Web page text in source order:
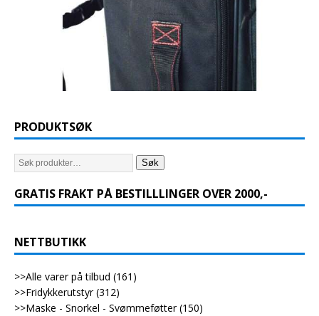
PRODUKTSØK
Søk
GRATIS FRAKT PÅ BESTILLLINGER OVER 2000,-
NETTBUTIKK
>>Alle varer på tilbud (161)
>>Fridykkerutstyr (312)
>>Maske - Snorkel - Svømmeføtter (150)